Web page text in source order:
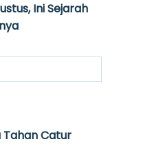
Ini Sejarah
Tahan Catur